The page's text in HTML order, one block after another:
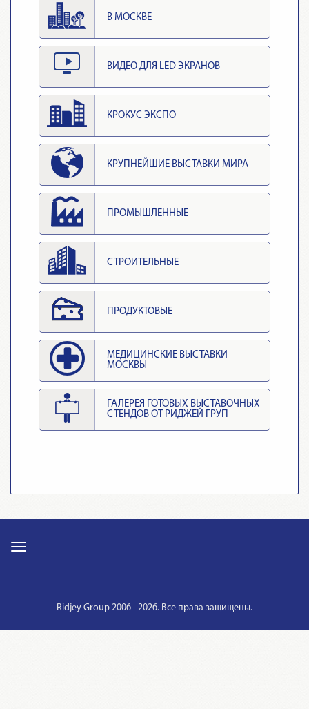
В МОСКВЕ
ВИДЕО ДЛЯ LED ЭКРАНОВ
КРОКУС ЭКСПО
КРУПНЕЙШИЕ ВЫСТАВКИ МИРА
ПРОМЫШЛЕННЫЕ
СТРОИТЕЛЬНЫЕ
ПРОДУКТОВЫЕ
МЕДИЦИНСКИЕ ВЫСТАВКИ
МОСКВЫ
ГАЛЕРЕЯ ГОТОВЫХ ВЫСТАВОЧНЫХ
СТЕНДОВ ОТ РИДЖЕЙ ГРУП
Ridjey Group 2006 - 2026. Все права защищены.